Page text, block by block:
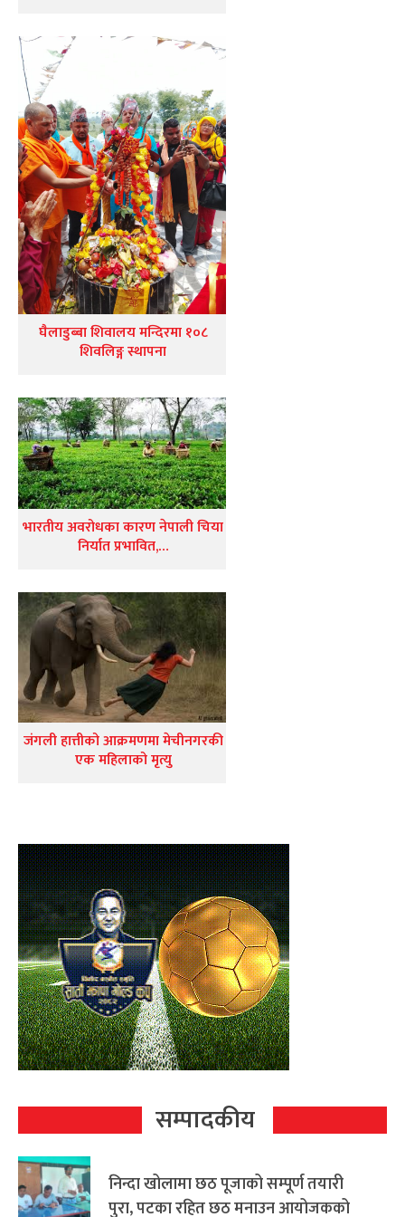
घैलाडुब्बा शिवालय मन्दिरमा १०८
शिवलिङ्ग स्थापना
भारतीय अवरोधका कारण नेपाली चिया
निर्यात प्रभावित,…
जंगली हात्तीको आक्रमणमा मेचीनगरकी
एक महिलाको मृत्यु
सम्पादकीय
निन्दा खोलामा छठ पूजाको सम्पूर्ण तयारी
पुरा, पटका रहित छठ मनाउन आयोजकको